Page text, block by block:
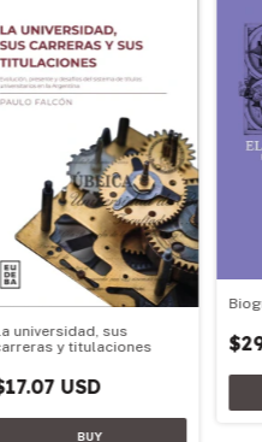
universidad, sus
y titulaciones
USD